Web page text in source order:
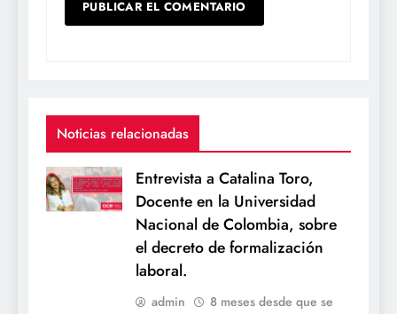
Noticias relacionadas
Entrevista a Catalina Toro,
Docente en la Universidad
Nacional de Colombia, sobre
el decreto de formalización
laboral.
admin
8 meses desde que se